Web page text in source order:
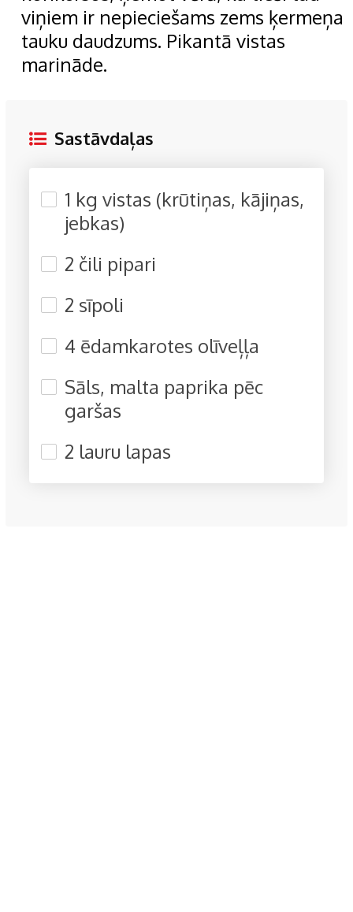
viņiem ir nepieciešams zems ķermeņa
tauku daudzums. Pikantā vistas
marināde.
Sastāvdaļas
1 kg vistas (krūtiņas, kājiņas,
jebkas)
2 čili pipari
2 sīpoli
4 ēdamkarotes olīveļļa
Sāls, malta paprika pēc
garšas
2 lauru lapas